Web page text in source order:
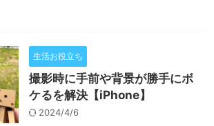
生活お役立ち
撮影時に手前や背景が勝手にボ
ケるを解決【iPhone】
2024/4/6